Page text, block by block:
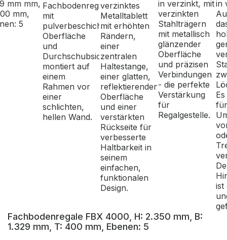
Fachbodenregale FBX 4000, H: 2.350 mm, B:
1.329 mm, T: 400 mm, Ebenen: 5